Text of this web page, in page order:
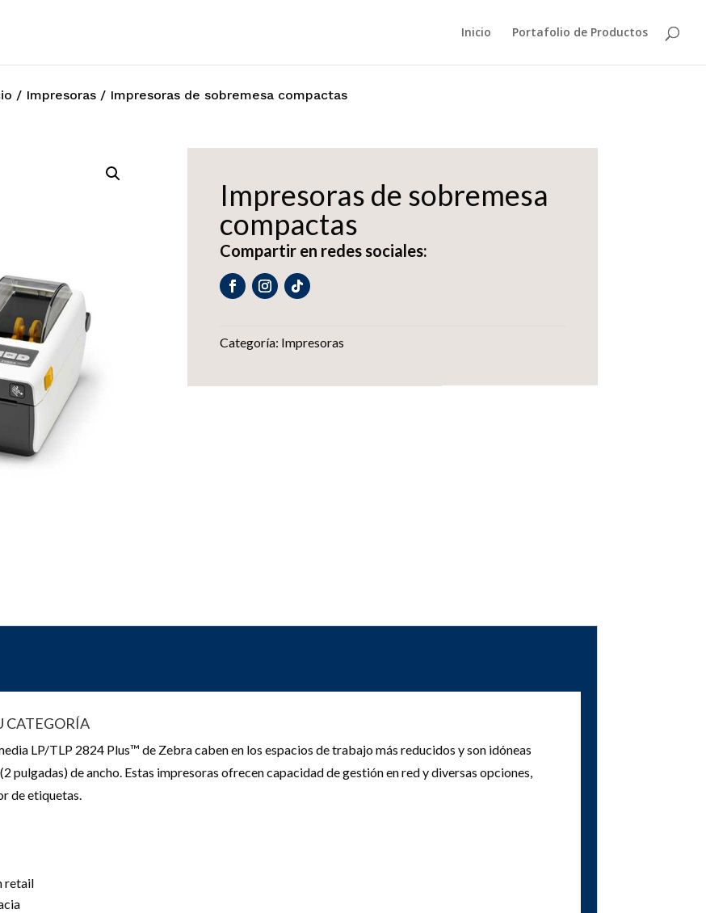
Inicio Portafolio de Productos
/ Impresoras / Impresoras de sobremesa compactas
Impresoras de sobremesa
compactas
Compartir en redes sociales:
Categoría: Impresoras
CATEGORÍA
LP/TLP 2824 Plus™ de Zebra caben en los espacios de trabajo más reducidos y son idóneas
pulgadas) de ancho. Estas impresoras ofrecen capacidad de gestión en red y diversas opciones,
de etiquetas.
retail